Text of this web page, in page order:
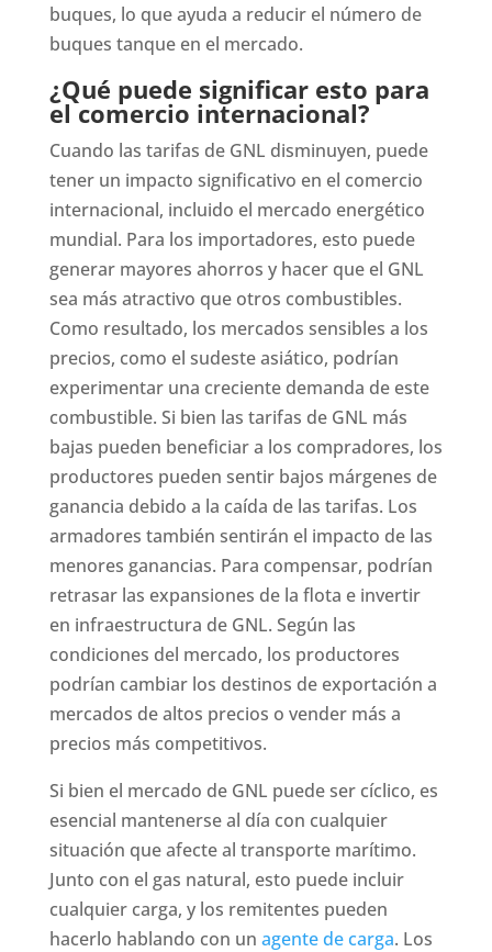
buques, lo que ayuda a reducir el número de
buques tanque en el mercado.
¿Qué puede significar esto para
el comercio internacional?
Cuando las tarifas de GNL disminuyen, puede
tener un impacto significativo en el comercio
internacional, incluido el mercado energético
mundial. Para los importadores, esto puede
generar mayores ahorros y hacer que el GNL
sea más atractivo que otros combustibles.
Como resultado, los mercados sensibles a los
precios, como el sudeste asiático, podrían
experimentar una creciente demanda de este
combustible. Si bien las tarifas de GNL más
bajas pueden beneficiar a los compradores, los
productores pueden sentir bajos márgenes de
ganancia debido a la caída de las tarifas. Los
armadores también sentirán el impacto de las
menores ganancias. Para compensar, podrían
retrasar las expansiones de la flota e invertir
en infraestructura de GNL. Según las
condiciones del mercado, los productores
podrían cambiar los destinos de exportación a
mercados de altos precios o vender más a
precios más competitivos.
Si bien el mercado de GNL puede ser cíclico, es
esencial mantenerse al día con cualquier
situación que afecte al transporte marítimo.
Junto con el gas natural, esto puede incluir
cualquier carga, y los remitentes pueden
hacerlo hablando con un agente de carga. Los